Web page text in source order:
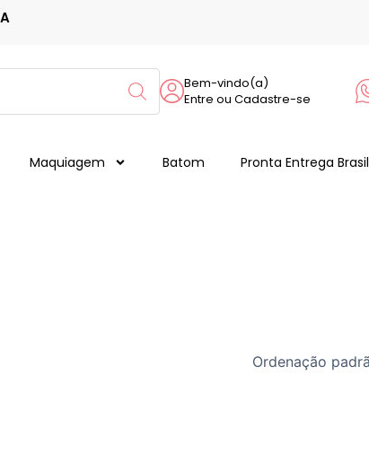
Bem-vindo(a)
Entre ou Cadastre-se
Maquiagem Batom Pronta Entrega Brasil